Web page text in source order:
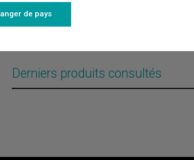
Derniers produits consultés
de pays